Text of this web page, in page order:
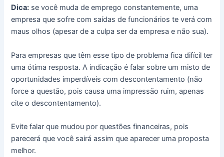
Dica: se você muda de emprego constantemente, uma
empresa que sofre com saídas de funcionários te verá com
maus olhos (apesar de a culpa ser da empresa e não sua).
Para empresas que têm esse tipo de problema fica difícil ter
uma ótima resposta. A indicação é falar sobre um misto de
oportunidades imperdíveis com descontentamento (não
force a questão, pois causa uma impressão ruim, apenas
cite o descontentamento).
Evite falar que mudou por questões financeiras, pois
parecerá que você sairá assim que aparecer uma proposta
melhor.